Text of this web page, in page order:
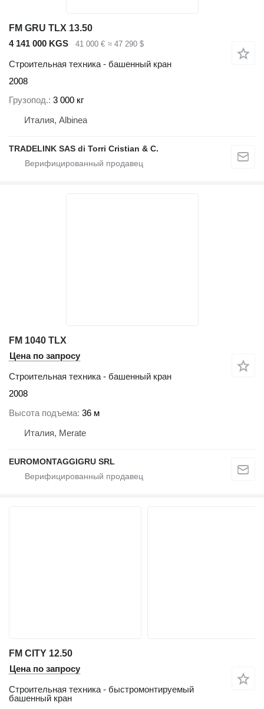
FM GRU TLX 13.50
4 141 000 KGS
41 000 € ≈ 47 290 $
Строительная техника - башенный кран
2008
Грузопод. 3 000 кг
Италия, Albinea
TRADELINK SAS di Torri Cristian & C.
FM 1040 TLX
Цена по запросу
Строительная техника - башенный кран
2008
Высота подъема 36 м
Италия, Merate
EUROMONTAGGIGRU SRL
FM CITY 12.50
Цена по запросу
Строительная техника - быстромонтируемый
башенный кран